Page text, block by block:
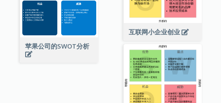
互联网小企业创业
苹果公司的SWOT分析